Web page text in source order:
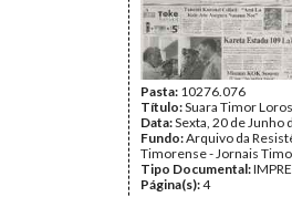
Pasta: 10276.076
Título:Suara Timor
Data:Sexta, 20 de Junho
Fundo:Arquivo da
Timorense - Jornais
Tipo Documental:
Página(s):4